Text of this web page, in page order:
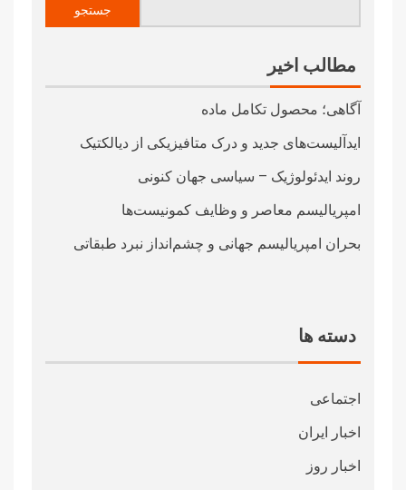
جستجو
مطالب اخیر
آگاهی؛ محصول تکامل ماده
ایدآلیست‌های جدید و درک متافیزیکی از دیالکتیک
روند ایدئولوژیک – سیاسی جهان کنونی
امپریالیسم معاصر و وظایف کمونیست‌ها
بحران امپریالیسم جهانی و چشم‌انداز نبرد طبقاتی
دسته ها
اجتماعی
اخبار ایران
اخبار روز